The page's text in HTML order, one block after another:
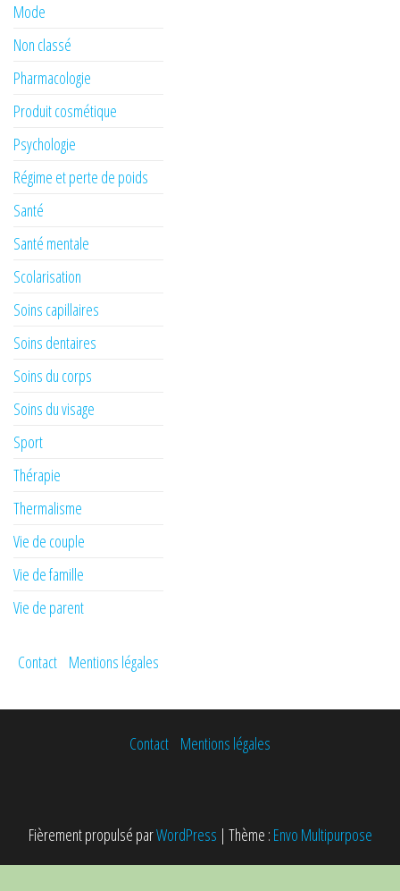
Mode
Non classé
Pharmacologie
Produit cosmétique
Psychologie
Régime et perte de poids
Santé
Santé mentale
Scolarisation
Soins capillaires
Soins dentaires
Soins du corps
Soins du visage
Sport
Thérapie
Thermalisme
Vie de couple
Vie de famille
Vie de parent
Contact Mentions légales
Contact Mentions légales
Fièrement propulsé parWordPress | Thème : Envo Multipurpose